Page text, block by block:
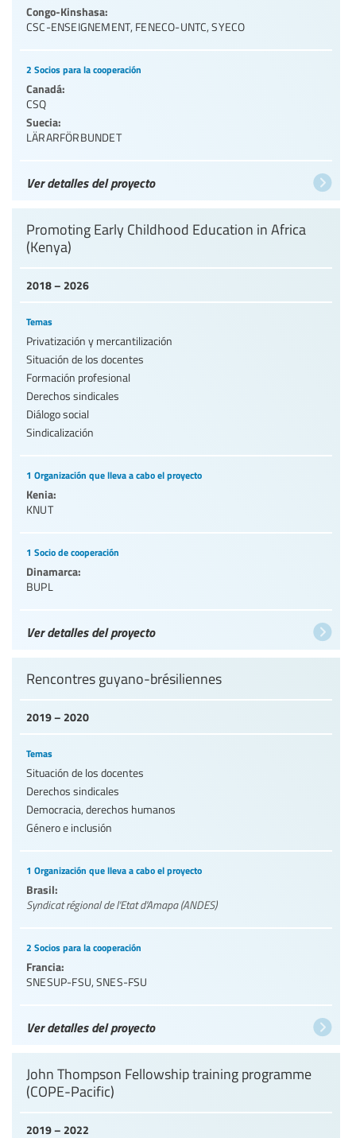
Congo-Kinshasa:
CSC-ENSEIGNEMENT, FENECO-UNTC,SYECO
2 Socios para la cooperación
Canadá:
CSQ
Suecia:
LÄRARFÖRBUNDET
Ver detalles del proyecto
2018 – 2026
Promoting Early Childhood Education in Africa
(Kenya)
Temas
Privatización y mercantilización
Situación de los docentes
Formación profesional
Derechos sindicales
Diálogo social
Sindicalización
1 Organización que lleva a cabo el proyecto
Kenia:
KNUT
1 Socio de cooperación
Dinamarca:
BUPL
Ver detalles del proyecto
2019 – 2020
Rencontres guyano-brésiliennes
Temas
Situación de los docentes
Derechos sindicales
Democracia, derechos humanos
Género e inclusión
1 Organización que lleva a cabo el proyecto
Brasil:
Syndicat régional de l'Etat d'Amapa (ANDES)
2 Socios para la cooperación
Francia:
SNESUP-FSU, SNES-FSU
Ver detalles del proyecto
2019 – 2022
John Thompson Fellowship training programme
(COPE-Pacific)